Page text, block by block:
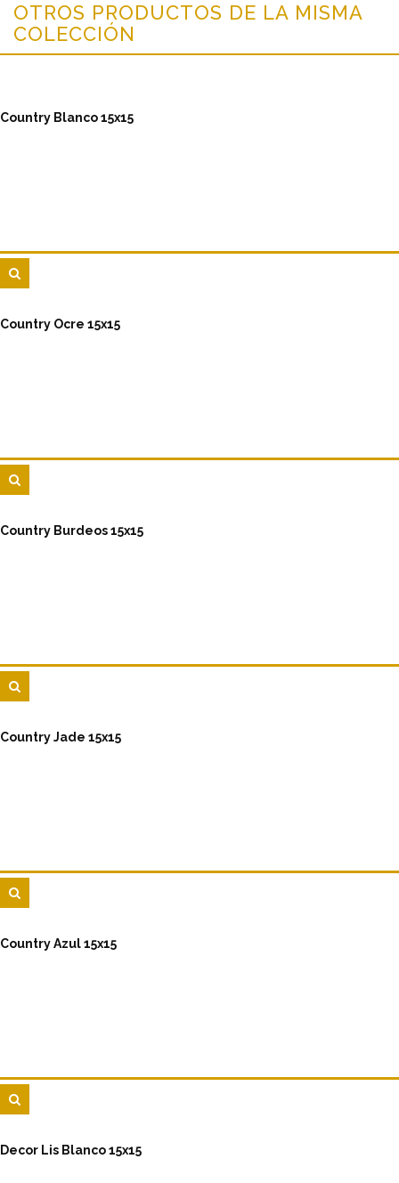
OTROS PRODUCTOS DE LA MISMA
COLECCIÓN
Country Blanco 15x15
Country Ocre 15x15
Country Burdeos 15x15
Country Jade 15x15
Country Azul 15x15
Decor Lis Blanco 15x15